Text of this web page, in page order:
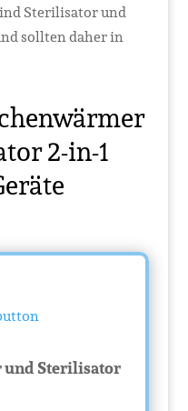
Sterilisator und
sollten daher in
2-in-1
und Sterilisator